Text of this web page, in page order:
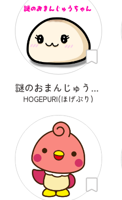
謎のおまんじゅうちゃん
HOGEPURI(ほげぷり)